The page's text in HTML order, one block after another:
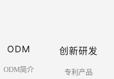
ODM
ODM简介
创新研发
专利产品